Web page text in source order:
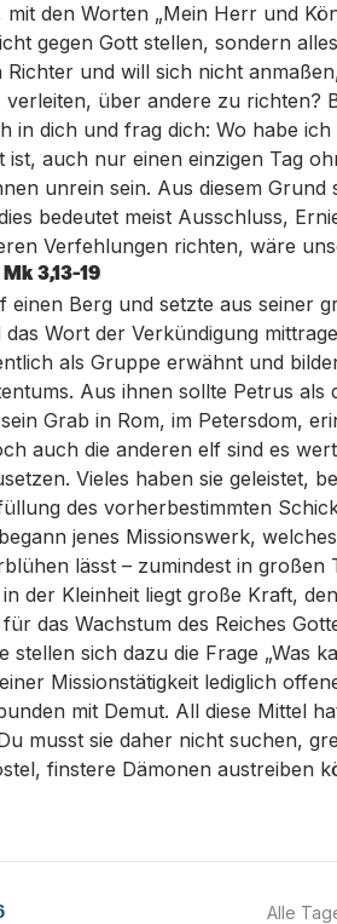
mit den Worten „Mein Herr und
gegen Gott stellen, sondern
Richter und will sich nicht
verleiten, über andere zu richten?
in dich und frag dich: Wo habe
ist, auch nur einen einzigen Tag
unrein sein. Aus diesem
bedeutet meist Ausschluss,
Verfehlungen richten, wäre
3,13-19
einen Berg und setzte aus seiner
das Wort der Verkündigung
als Gruppe erwähnt und
Aus ihnen sollte Petrus als
Grab in Rom, im Petersdom,
auch die anderen elf sind es
Vieles haben sie geleistet,
des vorherbestimmten
jenes Missionswerk,
lässt – zumindest in großen
der Kleinheit liegt große Kraft,
das Wachstum des Reiches
stellen sich dazu die Frage „Was
Missionstätigkeit lediglich
mit Demut. All diese Mittel
musst sie daher nicht suchen,
finstere Dämonen austreiben
Alle